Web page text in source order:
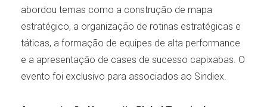
abordou temas como a construção de mapa
estratégico, a organização de rotinas estratégicas e
táticas, a formação de equipes de alta performance
e a apresentação de cases de sucesso capixabas. O
evento foi exclusivo para associados ao Sindiex.